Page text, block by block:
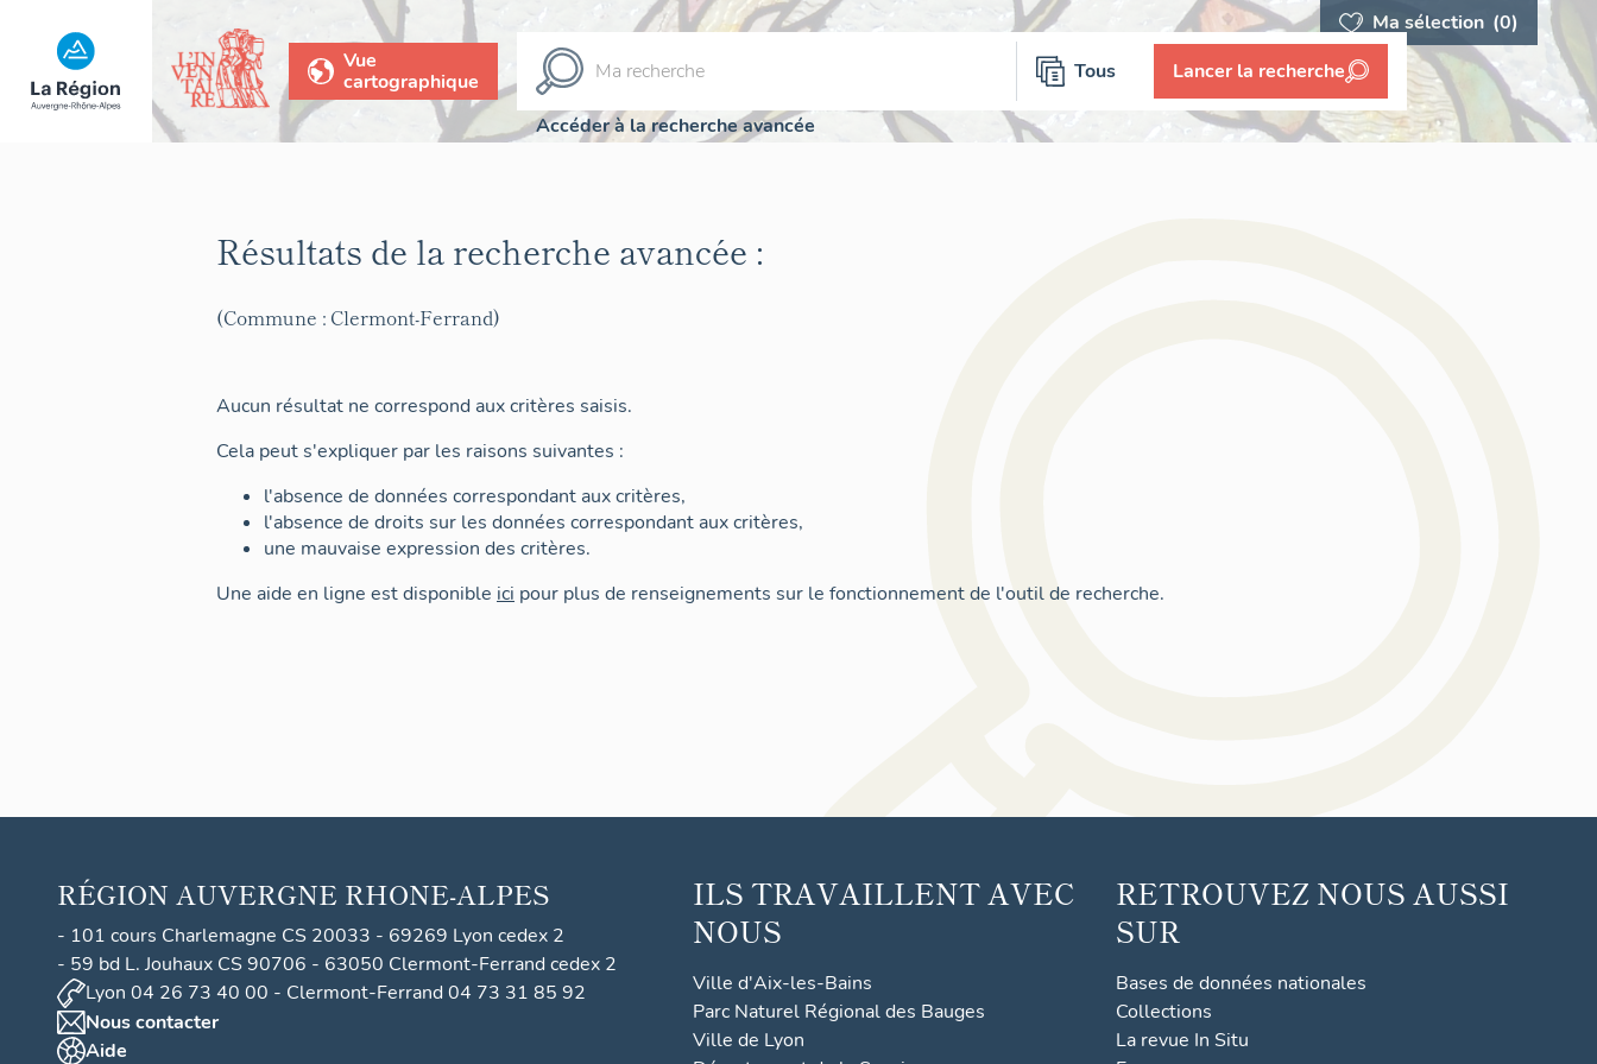
Ma sélection (0)
Vue
cartographique
Tous Lancer la recherche
Accéder à la recherche avancée
Résultats de la recherche avancée :
(Commune : Clermont-Ferrand)
Aucun résultat ne correspond aux critères saisis.
Cela peut s'expliquer par les raisons suivantes :
l'absence de données correspondant aux critères,
l'absence de droits sur les données correspondant aux critères,
une mauvaise expression des critères.
Une aide en ligne est disponible ici pour plus de renseignements sur le fonctionnement de l'outil de recherche.
RÉGION AUVERGNE RHONE-ALPES
- 101 cours Charlemagne CS 20033 - 69269 Lyon cedex 2
- 59 bd L. Jouhaux CS 90706 - 63050 Clermont-Ferrand cedex 2
Lyon 04 26 73 40 00 - Clermont-Ferrand 04 73 31 85 92
Nous contacter
Aide
ILS TRAVAILLENT AVEC
NOUS
Ville d'Aix-les-Bains
Parc Naturel Régional des Bauges
Ville de Lyon
RETROUVEZ NOUS AUSSI
SUR
Bases de données nationales
Collections
La revue In Situ